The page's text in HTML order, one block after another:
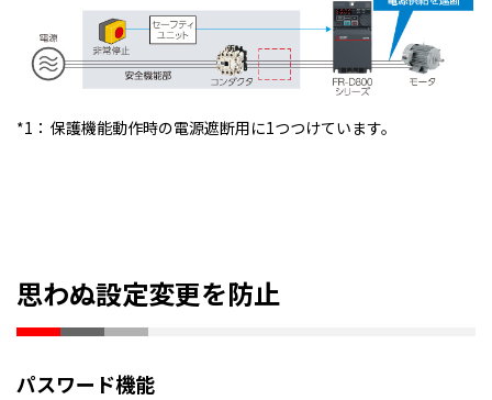
*1： 保護機能動作時の電源遮断用に1つつけています。
思わぬ設定変更を防止
パスワード機能